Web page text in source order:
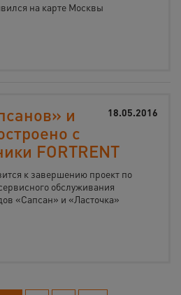
на карте Москвы
18.05.2016
и
с
FORTRENT
к завершению проект по
обслуживания
«Сапсан» и «Ласточка»